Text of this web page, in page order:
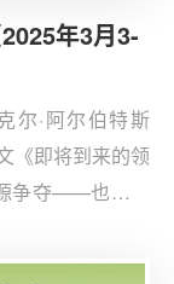
年3月3-
尔·阿尔伯特斯
《即将到来的领
争夺——也许是